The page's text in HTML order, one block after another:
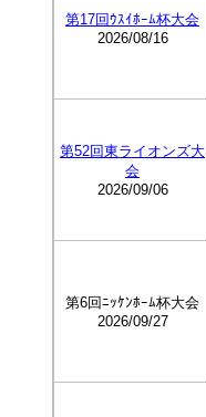
第17回ｳｽｲﾎｰﾑ杯大会
2026/08/16
第52回東ライオンズ大
会
2026/09/06
第6回ﾆｯｹﾝﾎｰﾑ杯大会
2026/09/27